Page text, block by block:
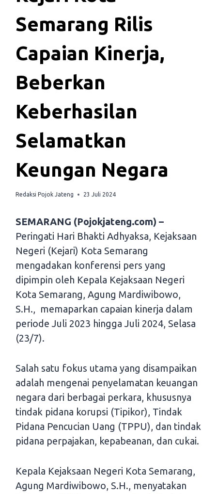
Semarang Rilis
Capaian Kinerja,
Beberkan
Keberhasilan
Selamatkan
Keungan Negara
Redaksi Pojok Jateng 23 Juli 2024
SEMARANG (Pojokjateng.com) –
Peringati Hari Bhakti Adhyaksa, Kejaksaan
Negeri (Kejari) Kota Semarang
mengadakan konferensi pers yang
dipimpin oleh Kepala Kejaksaan Negeri
Kota Semarang, Agung Mardiwibowo,
S.H., memaparkan capaian kinerja dalam
periode Juli 2023 hingga Juli 2024, Selasa
(23/7).
Salah satu fokus utama yang disampaikan
adalah mengenai penyelamatan keuangan
negara dari berbagai perkara, khususnya
tindak pidana korupsi (Tipikor), Tindak
Pidana Pencucian Uang (TPPU), dan tindak
pidana perpajakan, kepabeanan, dan cukai.
Kepala Kejaksaan Negeri Kota Semarang,
Agung Mardiwibowo, S.H., menyatakan